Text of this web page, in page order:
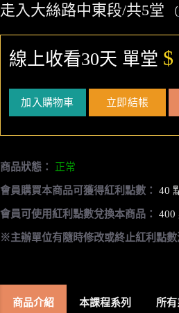
走入大絲路中東段/共5堂 （
線上收看30天 單堂 $
加入購物車 立即結帳
商品狀態： 正常
會員購買本商品可獲得紅利點數： 40
會員可使用紅利點數兌換本商品： 400
※主辦單位有隨時修改或終止紅利點數
商品介紹 本課程系列 所有